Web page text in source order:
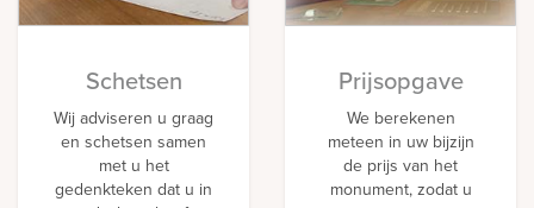
Schetsen
Wij adviseren u graag
en schetsen samen
met u het
gedenkteken dat u in
Prijsopgave
We berekenen
meteen in uw bijzijn
de prijs van het
monument, zodat u